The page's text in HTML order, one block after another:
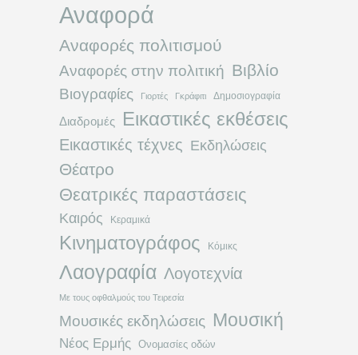
Αναφορά
Αναφορές πολιτισμού
Αναφορές στην πολιτική Βιβλίο
Βιογραφίες Γιορτές Γκράφιτι Δημοσιογραφία
Διαδρομές Εικαστικές εκθέσεις
Εικαστικές τέχνες Εκδηλώσεις
Θέατρο
Θεατρικές παραστάσεις
Καιρός Κεραμικά
Κινηματογράφος Κόμικς
Λαογραφία Λογοτεχνία
Με τους οφθαλμούς του Τειρεσία
Μουσικές εκδηλώσεις Μουσική
Νέος Ερμής Ονομασίες οδών